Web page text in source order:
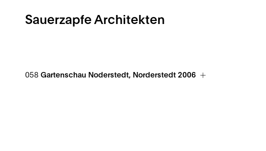
Sauerzapfe Architekten
058 Gartenschau Noderstedt, Norderstedt 2006